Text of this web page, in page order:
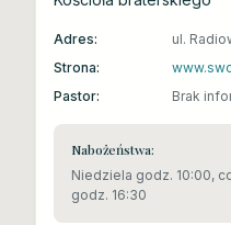
Adres:
ul.
Strona:
Pastor:
Brak
Nabożeństwa:
Niedziela godz. 10:00,
godz. 16:30